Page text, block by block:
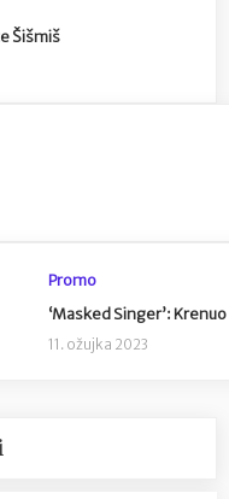
Šišmiš
Promo
‘Masked Singer’:
11. ožujka 2023